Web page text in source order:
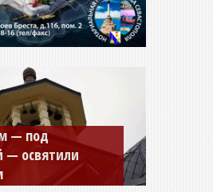
Косьмы
Крыму вновь